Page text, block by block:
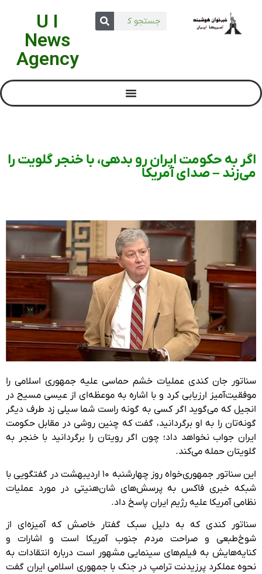
U I
News
Agency
اگر به حکومت ایران رو بدهی، با خنجر گلویت را
می‌زند – صدای آمریکا
سناتور جان کندی عملیات خشم حماسی علیه جمهوری اسلامی را
موفقیت‌آمیز ارزیابی کرد و با اشاره به موعظه‌ای از عیسی مسیح در
انجیل که می‌گوید اگر کسی به گونه راست شما سیلی زد طرف دیگر
گونه‌تان را به او برگردانید، گفت که چنین روشی در مقابل حکومت
ایران جواب نخواهد داد؛ چون اگر رویتان را برگردانید با خنجر به
گلویتان حمله می‌کند.
این سناتور جمهوری‌خواه روز چهارشنبه ۱۰ اردیبهشت در گفتگویی با
شبکه خبری فاکس به پرسش‌های شان‌هنیتی در مورد عملیات
نظامی آمریکا علیه رژیم ایران پاسخ داد.
سناتور کندی که به دلیل سبک گفتار خاصش که آمیزه‌ای از
شوخ‌طبعی و صراحت مردم جنوب آمریکا است و اشارات و
کنایه‌هایش به فیلم‌های سینمایی مشهور است درباره انتقادات به
نحوه عملکرد پرزیدنت ترامپ در جنگ با جمهوری اسلامی ایران گفت